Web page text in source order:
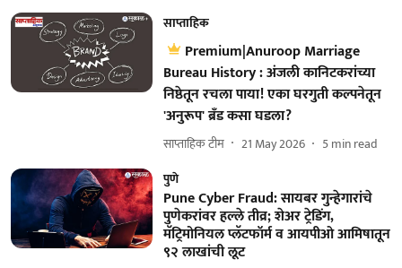
साप्ताहिक
Premium|Anuroop Marriage
Bureau History : अंजली कानिटकरांच्या
निष्ठेतून रचला पाया! एका घरगुती कल्पनेतून
'अनुरूप' ब्रँड कसा घडला?
साप्ताहिक टीम 21 May 2026 5min read
पुणे
Pune Cyber Fraud: सायबर गुन्हेगारांचे
पुणेकरांवर हल्ले तीव्र; शेअर ट्रेडिंग,
मॅट्रिमोनियल प्लॅटफॉर्म व आयपीओ आमिषातून
९२ लाखांची लूट